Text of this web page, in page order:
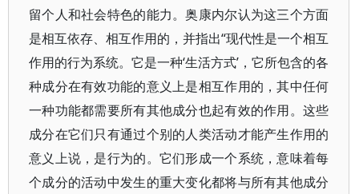
留个人和社会特色的能力。奥康内尔认为这三个方面
是相互依存、相互作用的，并指出“现代性是一个相互
作用的行为系统。它是一种‘生活方式’，它所包含的各
种成分在有效功能的意义上是相互作用的，其中任何
一种功能都需要所有其他成分也起有效的作用。这些
成分在它们只有通过个别的人类活动才能产生作用的
意义上说，是行为的。它们形成一个系统，意味着每
个成分的活动中发生的重大变化都将与所有其他成分